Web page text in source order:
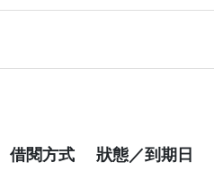
借閱方式 狀態／到期日